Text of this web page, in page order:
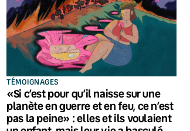
TÉMOIGNAGES
«Si c’est pour qu’il naisse sur une
planète en guerre et en feu, ce n’est
pas la peine» : elles et ils voulaient